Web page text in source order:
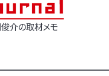
介の取材メモ